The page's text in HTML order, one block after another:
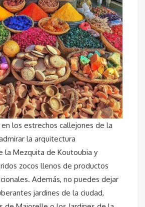
los estrechos callejones de la
la arquitectura
la Mezquita de Koutoubia y
zocos llenos de productos
Además, no puedes dejar
jardines de la ciudad,